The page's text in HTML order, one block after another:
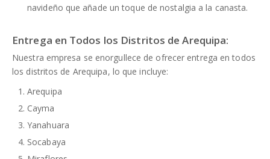
navideño que añade un toque de nostalgia a la canasta.
Entrega en Todos los Distritos de Arequipa:
Nuestra empresa se enorgullece de ofrecer entrega en todos
los distritos de Arequipa, lo que incluye:
Arequipa
Cayma
Yanahuara
Socabaya